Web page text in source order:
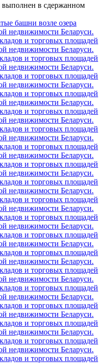
в сдержанном
башни возле озера
недвижимости Беларуси.
и торговых площадей
недвижимости Беларуси.
и торговых площадей
недвижимости Беларуси.
и торговых площадей
недвижимости Беларуси.
и торговых площадей
недвижимости Беларуси.
и торговых площадей
недвижимости Беларуси.
и торговых площадей
недвижимости Беларуси.
и торговых площадей
недвижимости Беларуси.
и торговых площадей
недвижимости Беларуси.
и торговых площадей
недвижимости Беларуси.
и торговых площадей
недвижимости Беларуси.
и торговых площадей
недвижимости Беларуси.
и торговых площадей
недвижимости Беларуси.
и торговых площадей
недвижимости Беларуси.
и торговых площадей
недвижимости Беларуси.
и торговых площадей
недвижимости Беларуси.
и торговых площадей
недвижимости Беларуси.
и торговых площадей
недвижимости Беларуси.
и торговых площадей
недвижимости Беларуси.
и торговых площадей